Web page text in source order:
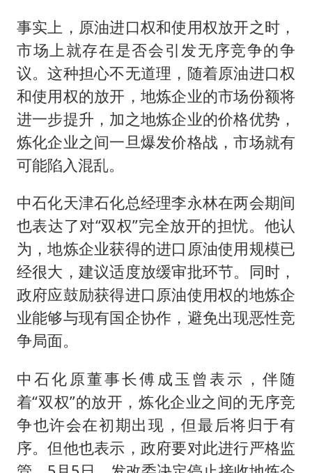
事实上，原油进口权和使用权放开之时，
市场上就存在是否会引发无序竞争的争
议。这种担心不无道理，随着原油进口权
和使用权的放开，地炼企业的市场份额将
进一步提升，加之地炼企业的价格优势，
炼化企业之间一旦爆发价格战，市场就有
可能陷入混乱。
中石化天津石化总经理李永林在两会期间
也表达了对“双权”完全放开的担忧。他认
为，地炼企业获得的进口原油使用规模已
经很大，建议适度放缓审批环节。同时，
政府应鼓励获得进口原油使用权的地炼企
业能够与现有国企协作，避免出现恶性竞
争局面。
中石化原董事长傅成玉曾表示，伴随
着“双权”的放开，炼化企业之间的无序竞
争也许会在初期出现，但最后将归于有
序。但他也表示，政府要对此进行严格监